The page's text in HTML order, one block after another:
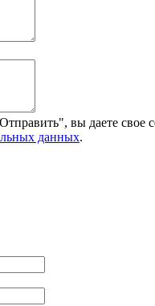
вы даете свое
данных.